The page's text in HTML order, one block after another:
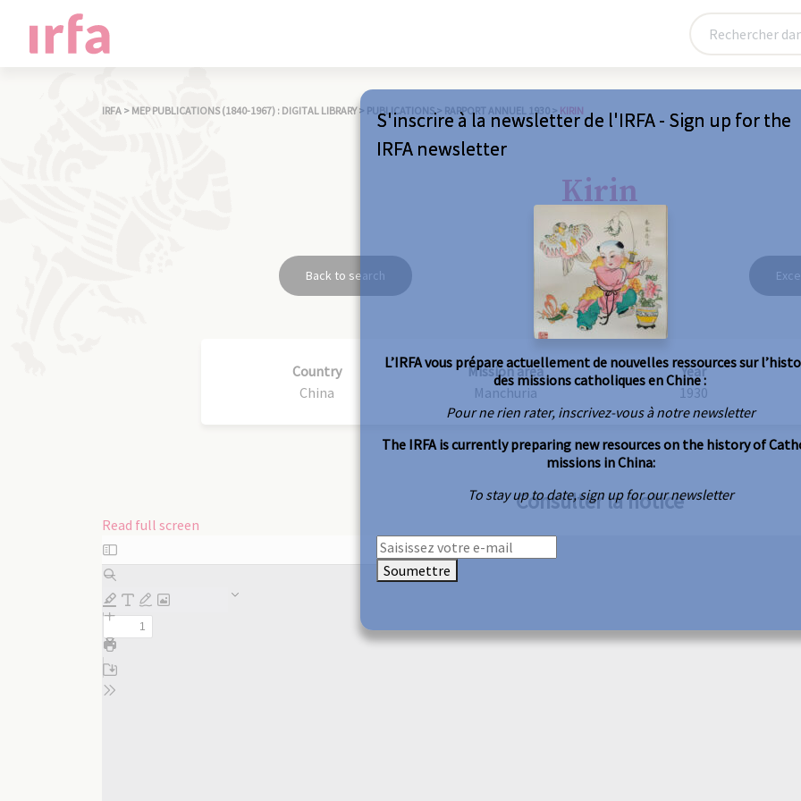
IRFA > MEP PUBLICATIONS (1840-1967) : DIGITAL LIBRARY > PUBLICATIONS > RAPPORT ANNUEL 1930 > KIRIN
Kirin
Back to search
Country
China
Mission area
Manchuria
Year
1930
Consulter la notice
Read full screen
Skip
to
PDF
content
S'inscrire à la newsletter de l'IRFA - Sign up for the
IRFA newsletter
L’IRFA vous prépare actuellement de nouvelles ressources sur
des missions catholiques en Chine :
Pour ne rien rater, inscrivez-vous à notre newsletter
The IRFA is currently preparing new resources on the history of
missions in China:
To stay up to date, sign up for our newsletter
Soumettre